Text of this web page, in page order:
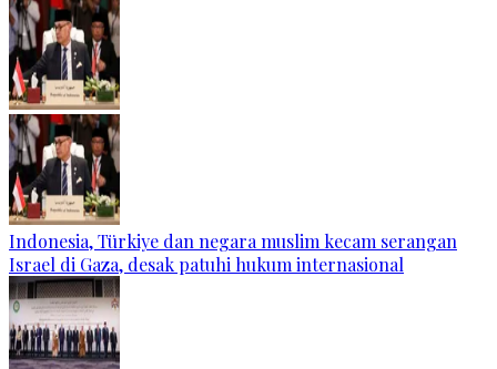
Indonesia, Türkiye dan negara muslim kecam serangan
Israel di Gaza, desak patuhi hukum internasional